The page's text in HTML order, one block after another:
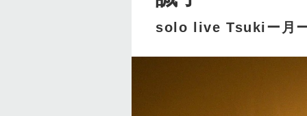
solo live Tsukiー月